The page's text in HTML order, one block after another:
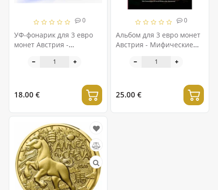
0
УФ-фонарик для 3 евро
монет Австрия -
18.00 €
0
Альбом для 3 евро монет
Австрия - Мифические
25.00 €